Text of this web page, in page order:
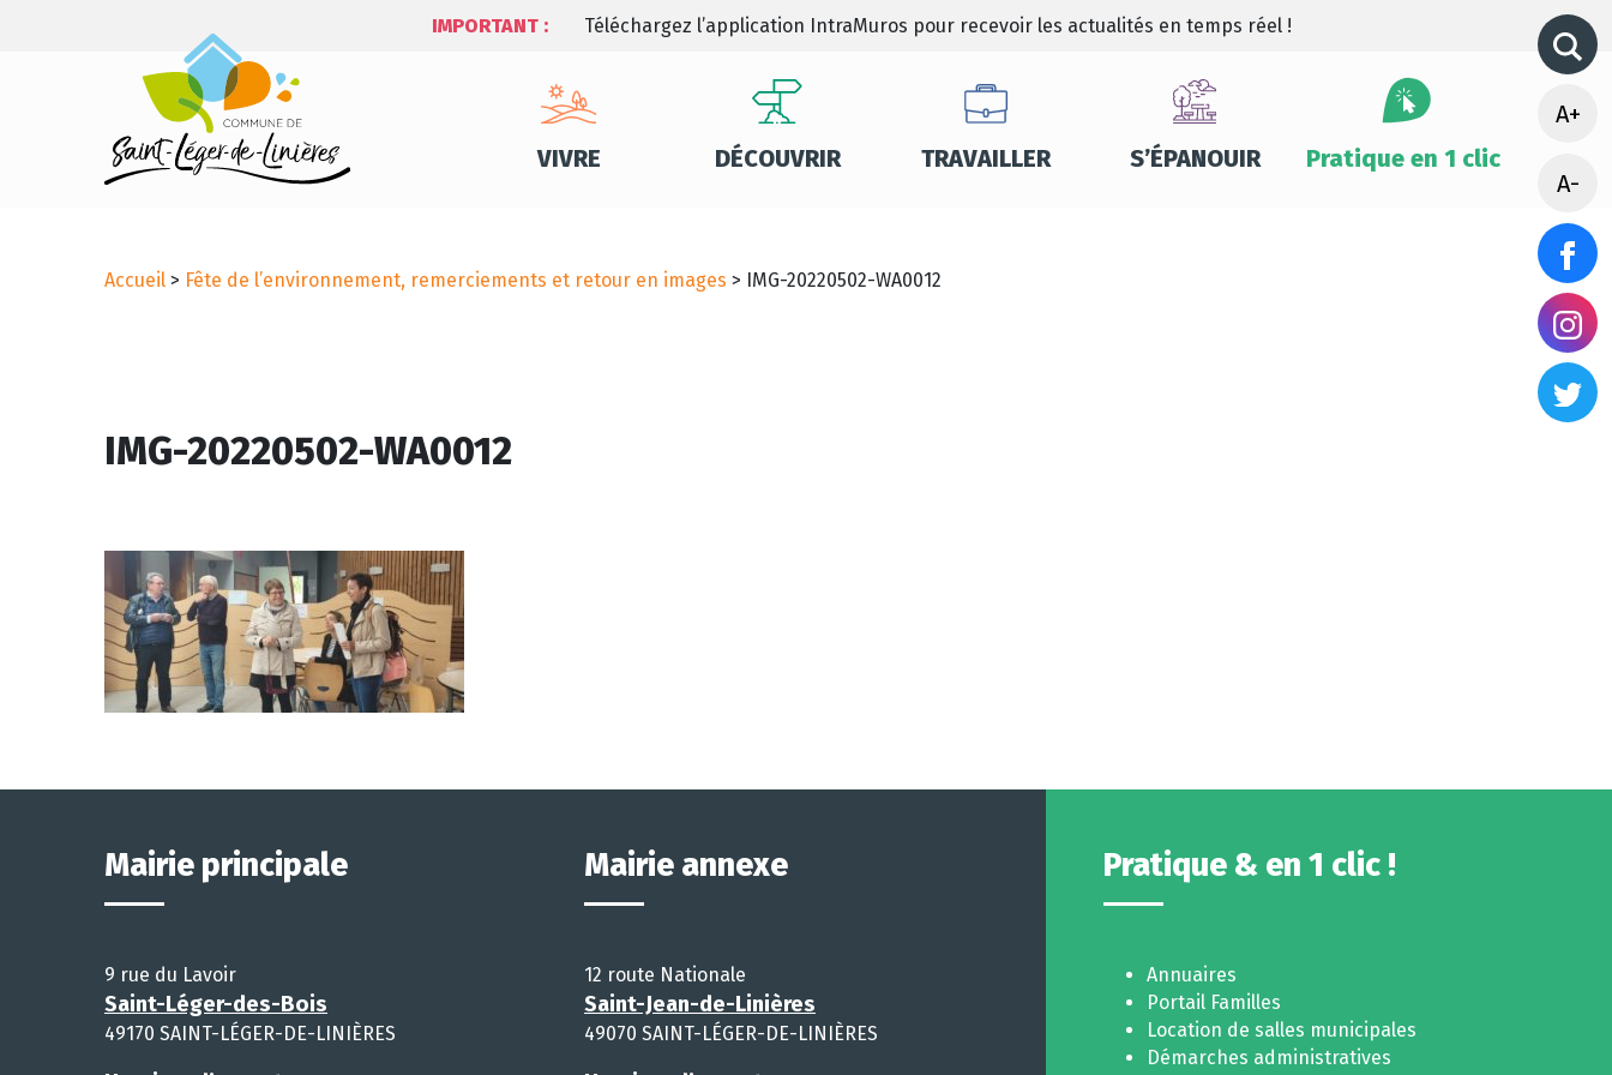
IMPORTANT : Téléchargez l’application IntraMuros pour recevoir les actualités en temps réel !
VIVRE DÉCOUVRIR TRAVAILLER S’ÉPANOUIR Pratique en 1 clic
A+
A-
Accueil > Fête de l’environnement, remerciements et retour en images > IMG-20220502-WA0012
IMG-20220502-WA0012
Mairie principale
9 rue du Lavoir
Saint-Léger-des-Bois
49170 SAINT-LÉGER-DE-LINIÈRES
Mairie annexe
12 route Nationale
Saint-Jean-de-Linières
49070 SAINT-LÉGER-DE-LINIÈRES
Pratique & en 1 clic !
Annuaires
Portail Familles
Location de salles municipales
Démarches administratives